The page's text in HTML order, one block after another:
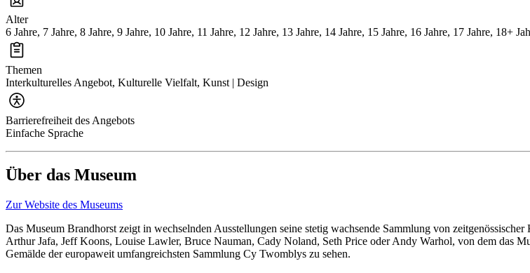
Alter
6 Jahre, 7 Jahre, 8 Jahre, 9 Jahre, 10 Jahre, 11 Jahre, 12 Jahre, 13 Jahre, 14 Jahre, 15 Jahre, 16 Jahre, 17 Jahre, 18+
Themen
Interkulturelles Angebot, Kulturelle Vielfalt, Kunst | Design
Barrierefreiheit des Angebots
Einfache Sprache
Über das Museum
Zur Website des Museums
Das Museum Brandhorst zeigt in wechselnden Ausstellungen seine stetig wachsende Sammlung von
Arthur Jafa, Jeff Koons, Louise Lawler, Bruce Nauman, Cady Noland, Seth Price oder Andy Warhol, von dem das
Gemälde der europaweit umfangreichsten Sammlung Cy Twomblys zu sehen.